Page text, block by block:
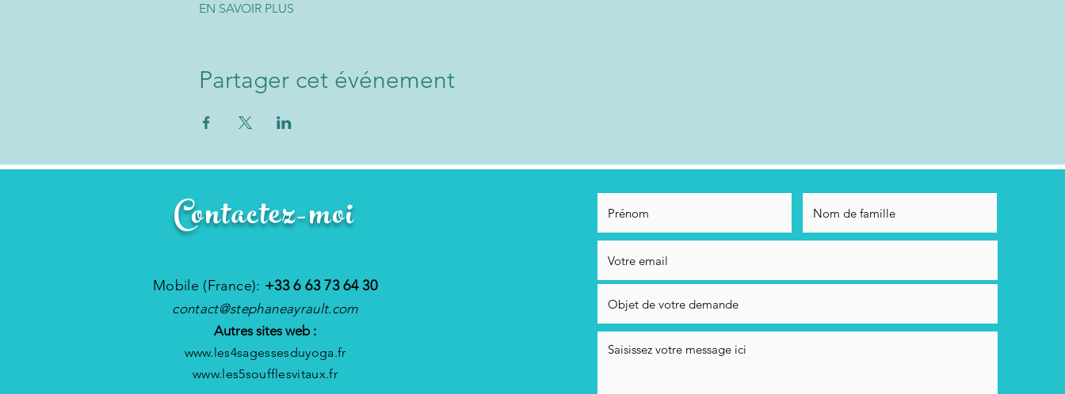
EN SAVOIR PLUS
Partager cet événement
Contactez-moi
Mobile (France): +33 6 63 73 64 30
contact@stephaneayrault.com
Autres sites web :
www.les4sagessesduyoga.fr
www.les5soufflesvitaux.fr